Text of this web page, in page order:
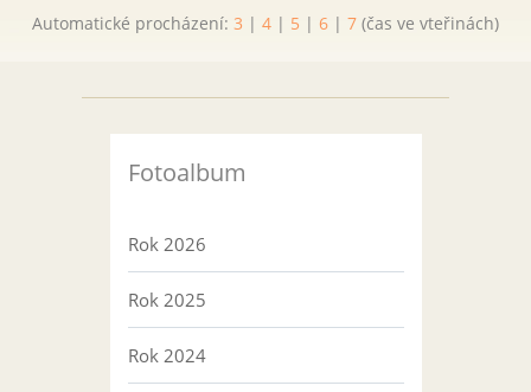
Automatické procházení: 3 | 4 | 5 | 6 | 7 (čas ve vteřinách)
Fotoalbum
Rok 2026
Rok 2025
Rok 2024